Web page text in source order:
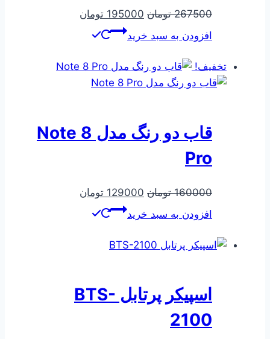
267500 تومان قیمت
اصلی
بود.
195000 تومان
است.
افزودن به سبد خرید
تخفیف!
قاب دو رنگ مدل Note 8
Pro
160000 تومان قیمت
اصلی
بود.
129000 تومان
افزودن به سبد خرید
اسپیکر پرتابل BTS-
2100